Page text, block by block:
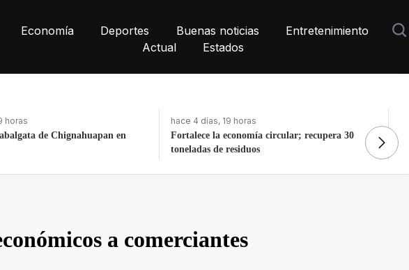
Economía Deportes Buenas noticias
Entretenimiento
Actual
Estados
horas
de Chignahuapan en
hace 4 días, 19 horas
Fortalece la economía circular; recupera 30
toneladas de residuos
a comerciantes